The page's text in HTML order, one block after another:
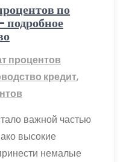
по
подробное
процентов
кредит,
важной частью
высокие
немалые